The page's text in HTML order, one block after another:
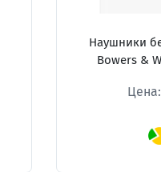
Наушники
Bowers &
Цена: